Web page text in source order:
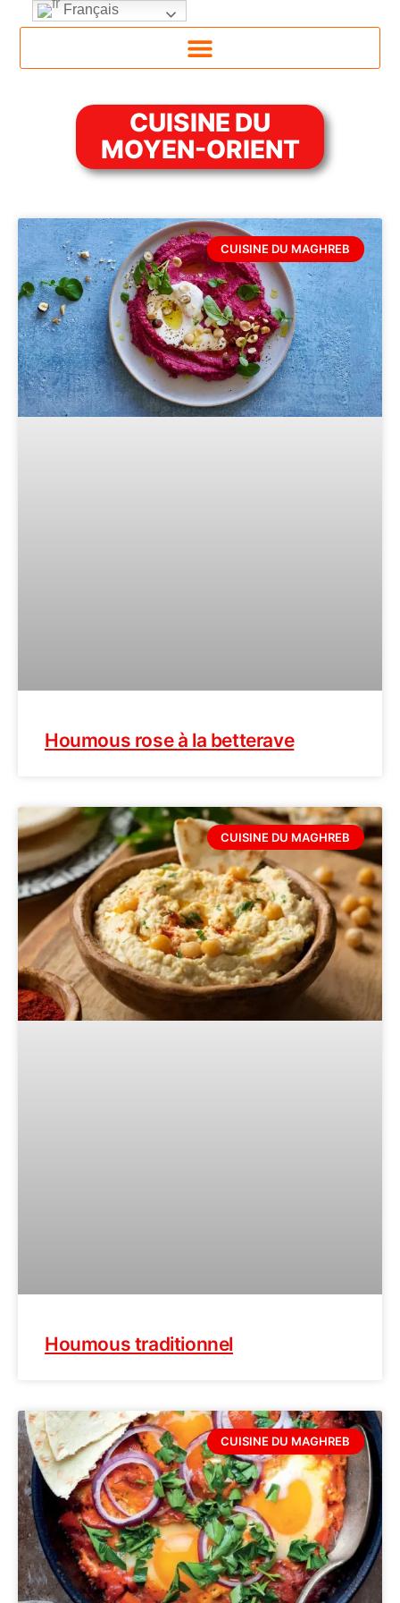
CUISINE DU
MOYEN-ORIENT
CUISINE DU MAGHREB
Houmous rose à la betterave
CUISINE DU MAGHREB
Houmous traditionnel
CUISINE DU MAGHREB
Français